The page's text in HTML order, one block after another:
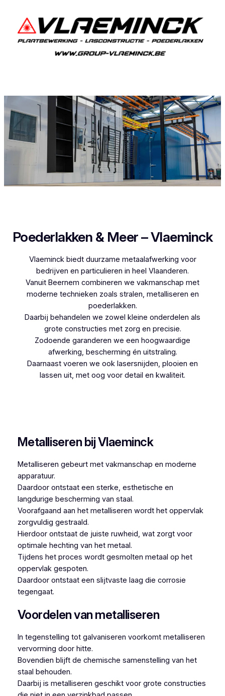
Poederlakken & Meer – Vlaeminck
Vlaeminck biedt duurzame metaalafwerking voor
bedrijven en particulieren in heel Vlaanderen.
Vanuit Beernem combineren we vakmanschap met
moderne technieken zoals stralen, metalliseren en
poederlakken.
Daarbij behandelen we zowel kleine onderdelen als
grote constructies met zorg en precisie.
Zodoende garanderen we een hoogwaardige
afwerking, bescherming én uitstraling.
Daarnaast voeren we ook lasersnijden, plooien en
lassen uit, met oog voor detail en kwaliteit.
Metalliseren bij Vlaeminck
Metalliseren gebeurt met vakmanschap en moderne
apparatuur.
Daardoor ontstaat een sterke, esthetische en
langdurige bescherming van staal.
Voorafgaand aan het metalliseren wordt het oppervlak
zorgvuldig gestraald.
Hierdoor ontstaat de juiste ruwheid, wat zorgt voor
optimale hechting van het metaal.
Tijdens het proces wordt gesmolten metaal op het
oppervlak gespoten.
Daardoor ontstaat een slijtvaste laag die corrosie
tegengaat.
Voordelen van metalliseren
In tegenstelling tot galvaniseren voorkomt metalliseren
vervorming door hitte.
Bovendien blijft de chemische samenstelling van het
staal behouden.
Daarbij is metalliseren geschikt voor grote constructies